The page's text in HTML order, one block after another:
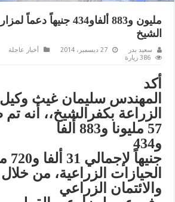
مليون و883 ألفاو434
الشيخ
سعيد بدر 27 ديسمبر، 2014 أخبار عاجلة
386 زيارة
أكد
المهندس سليمان غيث
الزراعة بكفرالشيخ،، أنهتم
57 مليونا و883 ألفا
و434
الحيازات الزراعية، من
والائتمان الزراعي